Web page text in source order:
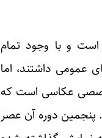
و با وجود تمام
عمومی داشتند، اما
عکاسی است که
دوره آن عصر